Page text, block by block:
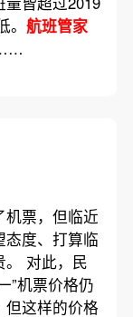
航班管家
……
机票，但临近
态度、打算临
。 对此，民
”机票价格仍
但这样的价格